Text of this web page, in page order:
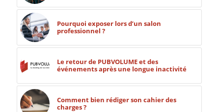
Pourquoi exposer lors d’un salon
professionnel ?
Le retour de PUBVOLUME et des
événements après une longue inactivité
Comment bien rédiger son cahier des
charges ?